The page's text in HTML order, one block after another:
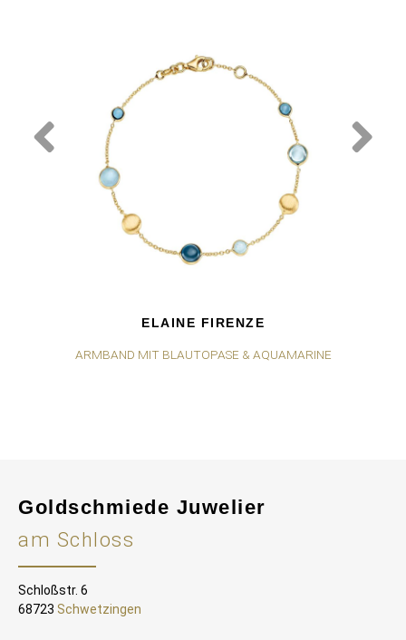
ELAINE FIRENZE
ARMBAND MIT BLAUTOPASE & AQUAMARINE
Goldschmiede Juwelier
am Schloss
Schloßstr. 6
68723 Schwetzingen